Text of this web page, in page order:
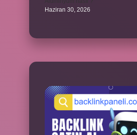
Haziran 30, 2026